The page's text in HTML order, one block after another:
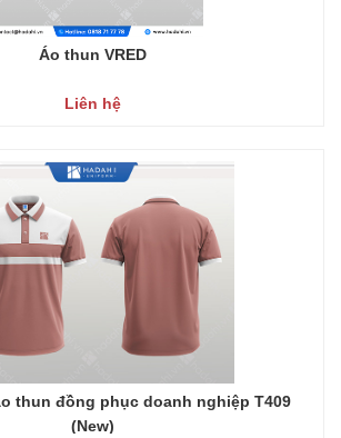
Áo thun VRED
Liên hệ
thun đồng phục doanh nghiệp T409
(New)